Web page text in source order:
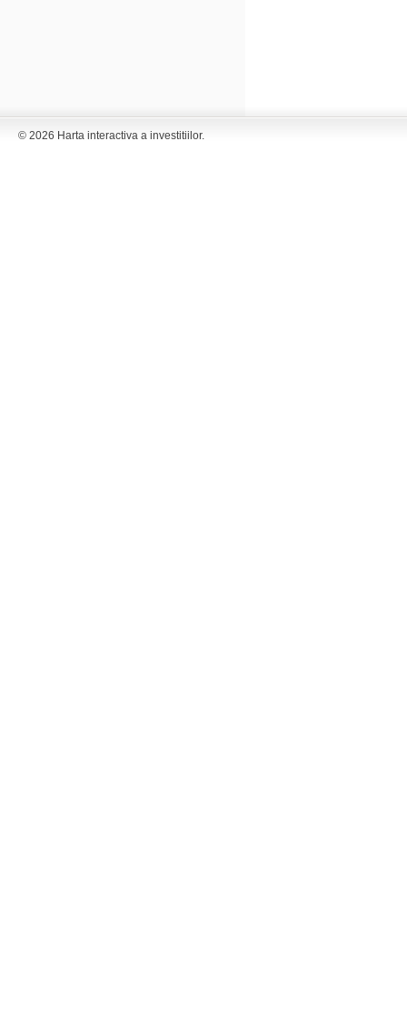
© 2026 Harta interactiva a investitiilor.